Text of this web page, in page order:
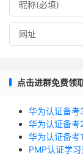
点击进群免费领
华为认证备考
华为认证备
华为认证备
PMP认证学